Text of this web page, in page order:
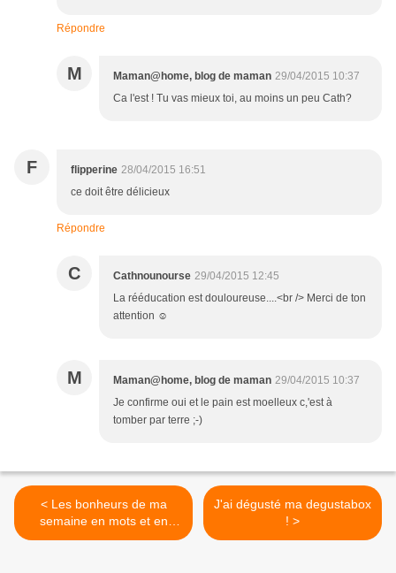
Répondre
M Maman@home, blog de maman 29/04/2015 10:37
Ca l'est ! Tu vas mieux toi, au moins un peu Cath?
F flipperine 28/04/2015 16:51
ce doit être délicieux
Répondre
C Cathnounourse 29/04/2015 12:45
La rééducation est douloureuse....<br /> Merci de ton
attention ☺
M Maman@home, blog de maman 29/04/2015 10:37
Je confirme oui et le pain est moelleux c,'est à
tomber par terre ;-)
< Les bonheurs de ma
semaine en mots et en
photos instagram (88)
J'ai dégusté ma degustabox
! >